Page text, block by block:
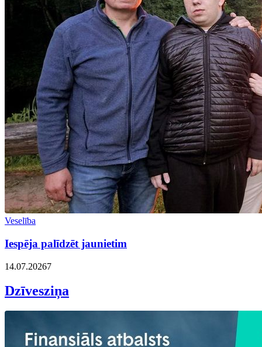
Veselība
Iespēja palīdzēt jaunietim
14.07.20267
Dzīvesziņa